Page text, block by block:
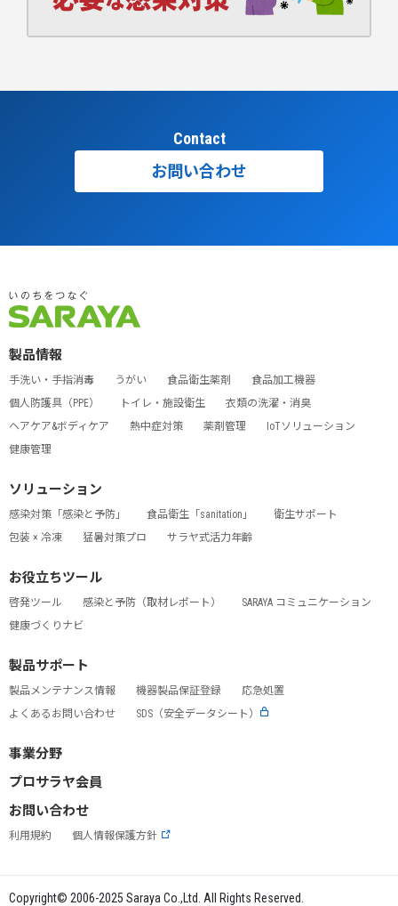
Contact
お問い合わせ
製品情報
手洗い・手指消毒 うがい 食品衛生薬剤
食品加工機器
個人防護具（PPE）
トイレ・施設衛生
衣類の洗濯・消臭
ヘアケア&ボディケア
熱中症対策 薬剤管理
IoTソリューション
健康管理
ソリューション
感染対策「感染と予防」 食品衛生「sanitation」
衛生サポート
包装 × 冷凍
猛暑対策プロ サラヤ式活力年齢
お役立ちツール
啓発ツール 感染と予防（取材レポート）
SARAYA コミュニケーション
健康づくりナビ
製品サポート
製品メンテナンス情報 機器製品保証登録
応急処置
よくあるお問い合わせ
SDS（安全データシート）
事業分野
プロサラヤ会員
お問い合わせ
利用規約 個人情報保護方針
Copyright© 2006-2025 Saraya Co.,Ltd. All Rights Reserved.